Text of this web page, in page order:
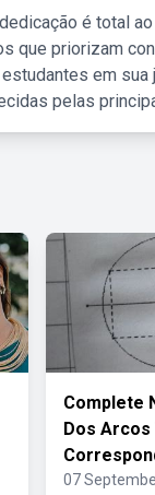
é total
que priorizam
em sua
pelas
Complete
Dos
07